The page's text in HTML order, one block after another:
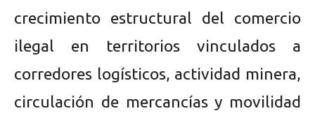
crecimiento estructural del comercio
ilegal en territorios vinculados a
corredores logísticos, actividad minera,
circulación de mercancías y movilidad